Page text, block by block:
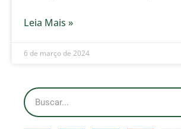
Leia Mais »
6 de março de 2024